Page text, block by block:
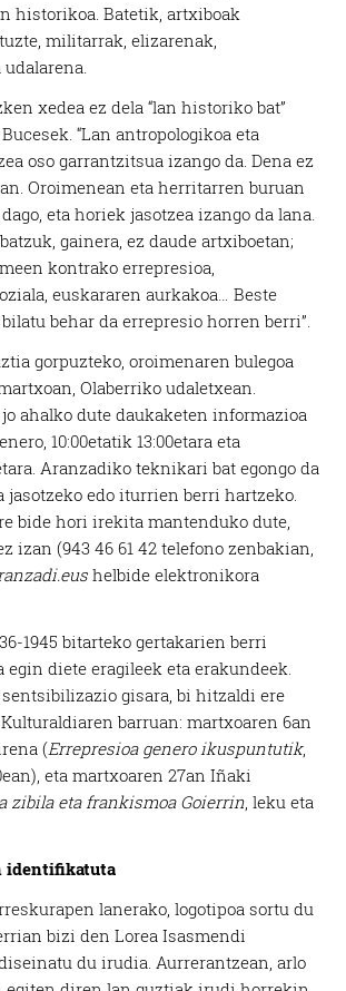
historikoa. Batetik, artxiboak
militarrak, elizarenak,
xedea ez dela “lan historiko bat”
“Lan antropologikoa eta
oso garrantzitsua izango da. Dena ez
Oroimenean eta herritarren buruan
eta horiek jasotzea izango da lana.
gainera, ez daude artxiboetan;
kontrako errepresioa,
euskararen aurkakoa… Beste
behar da errepresio horren berri”.
gorpuzteko, oroimenaren bulegoa
Olaberriko udaletxean.
ahalko dute daukaketen informazioa
10:00etatik 13:00etara eta
Aranzadiko teknikari bat egongo da
jasotzeko edo iturrien berri hartzeko.
bide hori irekita mantenduko dute,
izan (943 46 61 42 telefono zenbakian,
helbide elektronikora
1945 bitarteko gertakarien berri
egin diete eragileek eta erakundeek.
gisara, bi hitzaldi ere
barruan: martxoaren 6an
(Errepresioa genero ikuspuntutik,
eta martxoaren 27an Iñaki
zibila eta frankismoa Goierrin , leku eta
identifikatuta
lanerako, logotipoa sortu du
bizi den Lorea Isasmendi
du irudia. Aurrerantzean, arlo